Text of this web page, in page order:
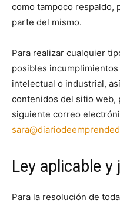
como tampoco respaldo,
parte del mismo.
Para realizar cualquier
posibles
intelectual o industrial,
contenidos del sitio web,
siguiente correo
Ley aplicable
Para la resolución de